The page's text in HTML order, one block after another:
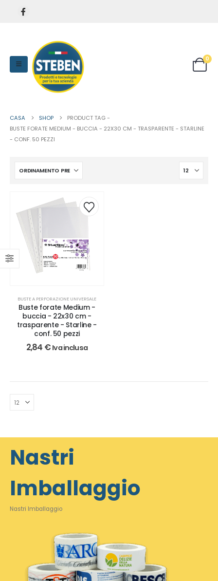
0
CASA SHOP
PRODUCT TAG -
BUSTE FORATE MEDIUM - BUCCIA - 22X30 CM - TRASPARENTE - STARLINE
- CONF. 50 PEZZI
BUSTE A PERFORAZIONE UNIVERSALE
Buste forate Medium -
buccia - 22x30 cm -
trasparente - Starline -
conf. 50 pezzi
2,84 € Iva inclusa
Nastri
Imballaggio
Nastri Imballaggio